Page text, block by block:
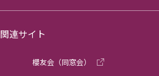
関連サイト
櫻友会（同窓会）